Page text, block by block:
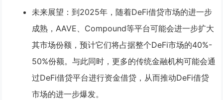
未来展望 ：到2025年，随着DeFi借贷市场的进一步
成熟，AAVE、Compound等平台可能会进一步扩大
其市场份额，预计它们将占据整个DeFi市场的40%-
50%份额。与此同时，更多的传统金融机构可能会通
过DeFi借贷平台进行资金借贷，从而推动DeFi借贷
市场的进一步爆发。